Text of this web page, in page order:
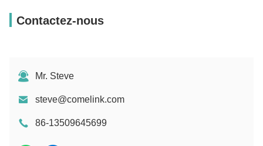
Contactez-nous
Mr. Steve
steve@comelink.com
86-13509645699